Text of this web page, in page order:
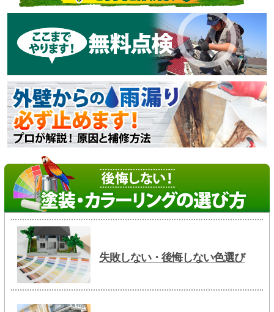
失敗しない・後悔しない色選び